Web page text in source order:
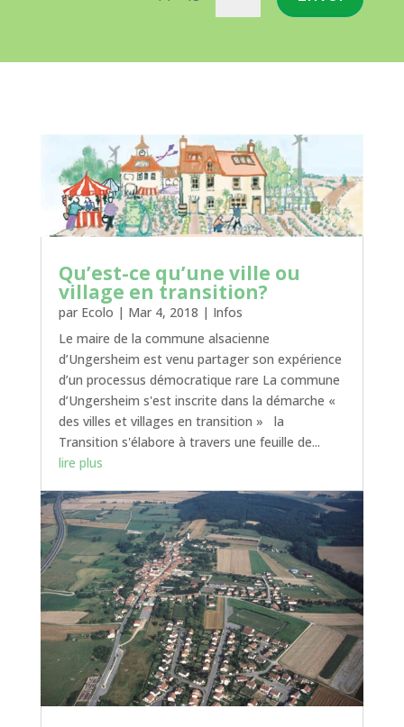
Qu’est-ce qu’une ville ou
village en transition?
par Ecolo | Mar 4, 2018 | Infos
Le maire de la commune alsacienne
d’Ungersheim est venu partager son expérience
d’un processus démocratique rare La commune
d’Ungersheim s'est inscrite dans la démarche «
des villes et villages en transition » la
Transition s'élabore à travers une feuille de...
lire plus